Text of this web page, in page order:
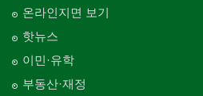
온라인지면 보기
핫뉴스
이민·유학
부동산·재정